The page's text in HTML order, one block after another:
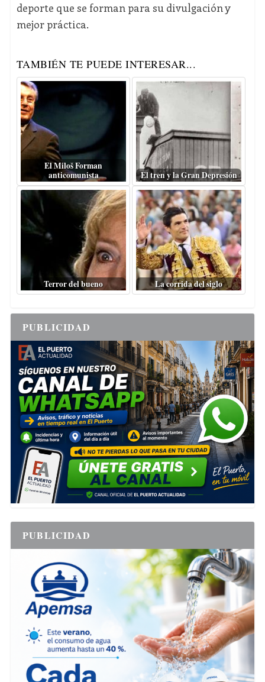
deporte que se forman para su divulgación y
mejor práctica.
TAMBIÉN TE PUEDE INTERESAR...
El Miloš Forman
anticomunista
El tren y la Gran Depresión
Terror del bueno La corrida del siglo
PUBLICIDAD
PUBLICIDAD